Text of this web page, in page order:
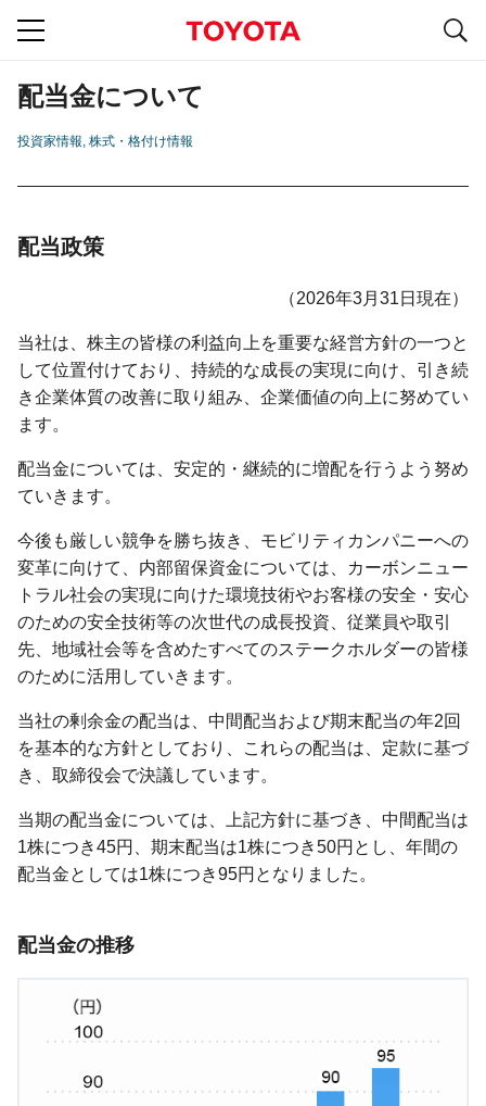
配当金について
投資家情報 株式・格付け情報
配当政策
（2026年3月31日現在）
当社は、株主の皆様の利益向上を重要な経営方針の一つと
して位置付けており、持続的な成長の実現に向け、引き続
き企業体質の改善に取り組み、企業価値の向上に努めてい
ます。
配当金については、安定的・継続的に増配を行うよう努め
ていきます。
今後も厳しい競争を勝ち抜き、モビリティカンパニーへの
変革に向けて、内部留保資金については、カーボンニュー
トラル社会の実現に向けた環境技術やお客様の安全・安心
のための安全技術等の次世代の成長投資、従業員や取引
先、地域社会等を含めたすべてのステークホルダーの皆様
のために活用していきます。
当社の剰余金の配当は、中間配当および期末配当の年2回
を基本的な方針としており、これらの配当は、定款に基づ
き、取締役会で決議しています。
当期の配当金については、上記方針に基づき、中間配当は
1株につき45円、期末配当は1株につき50円とし、年間の
配当金としては1株につき95円となりました。
配当金の推移